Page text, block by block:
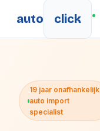
auto click
19 jaar onafhankelijk
auto import
specialist